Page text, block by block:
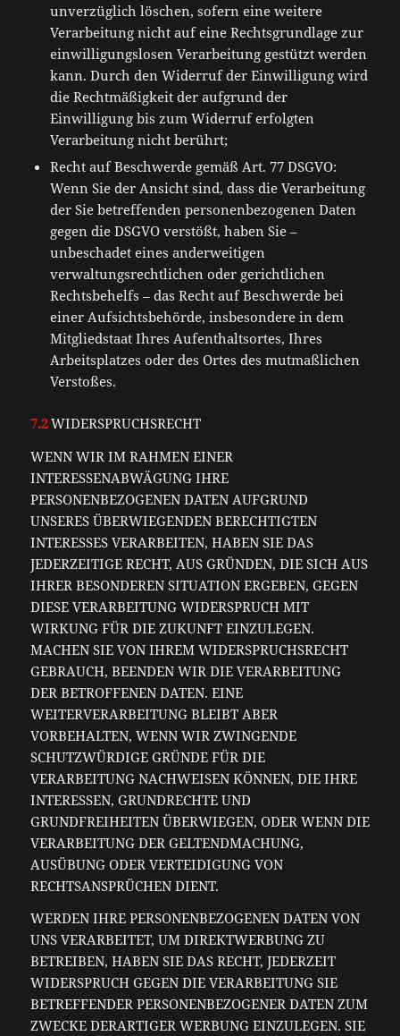
unverzüglich löschen, sofern eine weitere
Verarbeitung nicht auf eine Rechtsgrundlage zur
einwilligungslosen Verarbeitung gestützt werden
kann. Durch den Widerruf der Einwilligung wird
die Rechtmäßigkeit der aufgrund der
Einwilligung bis zum Widerruf erfolgten
Verarbeitung nicht berührt;
Recht auf Beschwerde gemäß Art. 77 DSGVO:
Wenn Sie der Ansicht sind, dass die Verarbeitung
der Sie betreffenden personenbezogenen Daten
gegen die DSGVO verstößt, haben Sie –
unbeschadet eines anderweitigen
verwaltungsrechtlichen oder gerichtlichen
Rechtsbehelfs – das Recht auf Beschwerde bei
einer Aufsichtsbehörde, insbesondere in dem
Mitgliedstaat Ihres Aufenthaltsortes, Ihres
Arbeitsplatzes oder des Ortes des mutmaßlichen
Verstoßes.
7.2WIDERSPRUCHSRECHT
WENN WIR IM RAHMEN EINER
INTERESSENABWÄGUNG IHRE
PERSONENBEZOGENEN DATEN AUFGRUND
UNSERES ÜBERWIEGENDEN BERECHTIGTEN
INTERESSES VERARBEITEN, HABEN SIE DAS
JEDERZEITIGE RECHT, AUS GRÜNDEN, DIE SICH AUS
IHRER BESONDEREN SITUATION ERGEBEN, GEGEN
DIESE VERARBEITUNG WIDERSPRUCH MIT
WIRKUNG FÜR DIE ZUKUNFT EINZULEGEN.
MACHEN SIE VON IHREM WIDERSPRUCHSRECHT
GEBRAUCH, BEENDEN WIR DIE VERARBEITUNG
DER BETROFFENEN DATEN. EINE
WEITERVERARBEITUNG BLEIBT ABER
VORBEHALTEN, WENN WIR ZWINGENDE
SCHUTZWÜRDIGE GRÜNDE FÜR DIE
VERARBEITUNG NACHWEISEN KÖNNEN, DIE IHRE
INTERESSEN, GRUNDRECHTE UND
GRUNDFREIHEITEN ÜBERWIEGEN, ODER WENN DIE
VERARBEITUNG DER GELTENDMACHUNG,
AUSÜBUNG ODER VERTEIDIGUNG VON
RECHTSANSPRÜCHEN DIENT.
WERDEN IHRE PERSONENBEZOGENEN DATEN VON
UNS VERARBEITET, UM DIREKTWERBUNG ZU
BETREIBEN, HABEN SIE DAS RECHT, JEDERZEIT
WIDERSPRUCH GEGEN DIE VERARBEITUNG SIE
BETREFFENDER PERSONENBEZOGENER DATEN ZUM
ZWECKE DERARTIGER WERBUNG EINZULEGEN. SIE